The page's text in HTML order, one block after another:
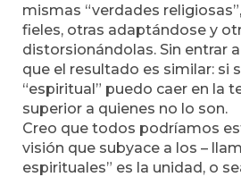
mismas “verdades
fieles, otras adaptándose y
distorsionándolas. Sin entrar
que el resultado es similar: si
“espiritual” puedo caer en la
superior a quienes no lo son.
Creo que todos podríamos
visión que subyace a los –
espirituales” es la unidad, o